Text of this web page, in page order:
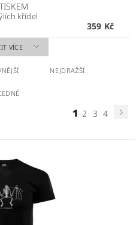
křídel
359 Kč
VÍCE
NEJDRAŽŠÍ
1 2 3 4